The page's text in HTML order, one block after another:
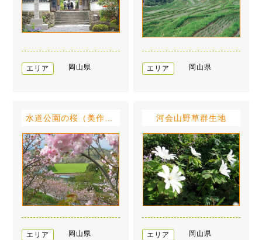
エリア 岡山県 エリア 岡山県
エリア 岡山県
河会山野草群生地
エリア 岡山県